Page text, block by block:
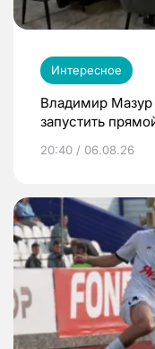
Интересное
Владимир
запустить
20:40 / 06.08.26